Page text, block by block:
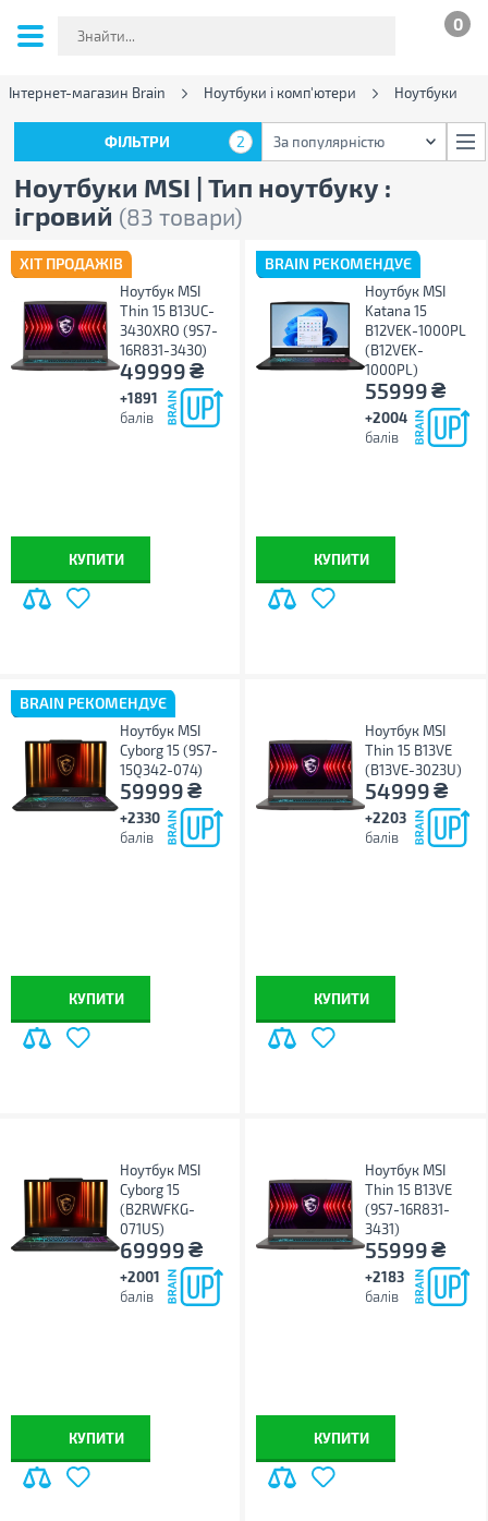
0
Інтернет-магазин Brain Ноутбуки і комп'ютери Ноутбуки
Ноутбуки MSI | Тип ноутбуку :
ігровий (83 товари)
ФІЛЬТРИ 2 За популярністю
ХІТ ПРОДАЖІВ
Ноутбук MSI
Thin 15 B13UC-
3430XRO (9S7-
16R831-3430)
49999₴
+1891
балів
КУПИТИ
BRAIN РЕКОМЕНДУЄ
Ноутбук MSI
Katana 15
B12VEK-1000PL
(B12VEK-
1000PL)
55999₴
+2004
балів
КУПИТИ
BRAIN РЕКОМЕНДУЄ
Ноутбук MSI
Cyborg 15 (9S7-
15Q342-074)
59999₴
+2330
балів
КУПИТИ
Ноутбук MSI
Thin 15 B13VE
(B13VE-3023U)
54999₴
+2203
балів
КУПИТИ
Ноутбук MSI
Cyborg 15
(B2RWFKG-
071US)
69999₴
+2001
балів
КУПИТИ
Ноутбук MSI
Thin 15 B13VE
(9S7-16R831-
3431)
55999₴
+2183
балів
КУПИТИ
ФІЛЬТРИ 2 За популярністю